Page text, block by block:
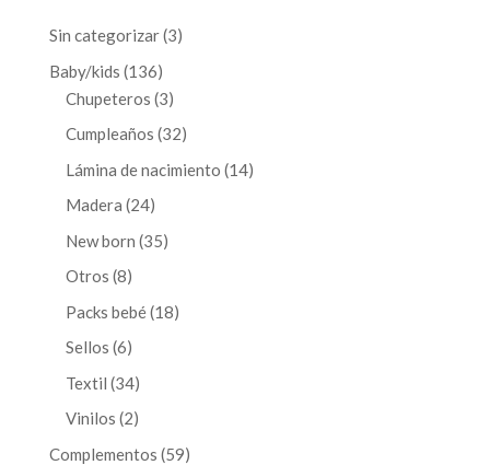
Sin categorizar 33
Baby/kids 136136
productos
Chupeteros 33
productos
Cumpleaños 3232
productos
Lámina de nacimiento 1414
Madera 2424
productos
New born 3535
Otros 88
productos
Packs bebé 1818
Sellos 66
productos
Textil 3434
productos
Vinilos 22
productos
Complementos 5959